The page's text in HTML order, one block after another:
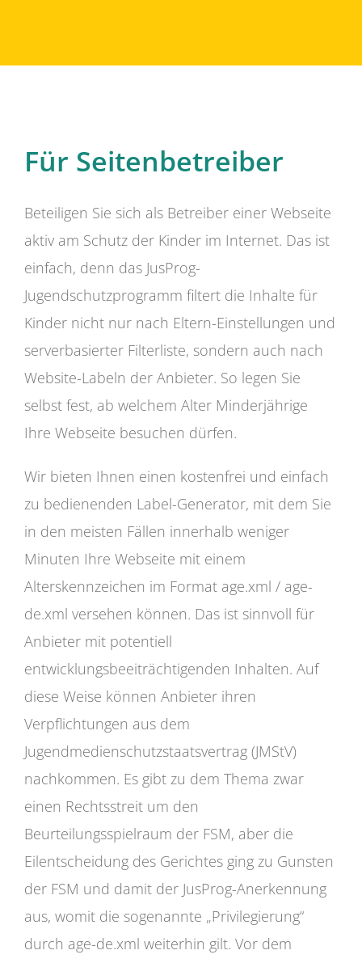
Für Seitenbetreiber
Beteiligen Sie sich als Betreiber einer Webseite
aktiv am Schutz der Kinder im Internet. Das ist
einfach, denn das JusProg-
Jugendschutzprogramm filtert die Inhalte für
Kinder nicht nur nach Eltern-Einstellungen und
serverbasierter Filterliste, sondern auch nach
Website-Labeln der Anbieter. So legen Sie
selbst fest, ab welchem Alter Minderjährige
Ihre Webseite besuchen dürfen.
Wir bieten Ihnen einen kostenfrei und einfach
zu bedienenden Label-Generator, mit dem Sie
in den meisten Fällen innerhalb weniger
Minuten Ihre Webseite mit einem
Alterskennzeichen im Format age.xml / age-
de.xml versehen können. Das ist sinnvoll für
Anbieter mit potentiell
entwicklungsbeeiträchtigenden Inhalten. Auf
diese Weise können Anbieter ihren
Verpflichtungen aus dem
Jugendmedienschutzstaatsvertrag (JMStV)
nachkommen. Es gibt zu dem Thema zwar
einen Rechtsstreit um den
Beurteilungsspielraum der FSM, aber die
Eilentscheidung des Gerichtes ging zu Gunsten
der FSM und damit der JusProg-Anerkennung
aus, womit die sogenannte „Privilegierung“
durch age-de.xml weiterhin gilt. Vor dem